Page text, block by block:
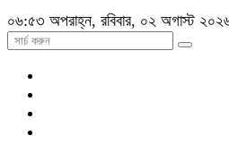
০৬:৫৩ অপরাহ্ন, রবিবার, ০২ অগাস্ট